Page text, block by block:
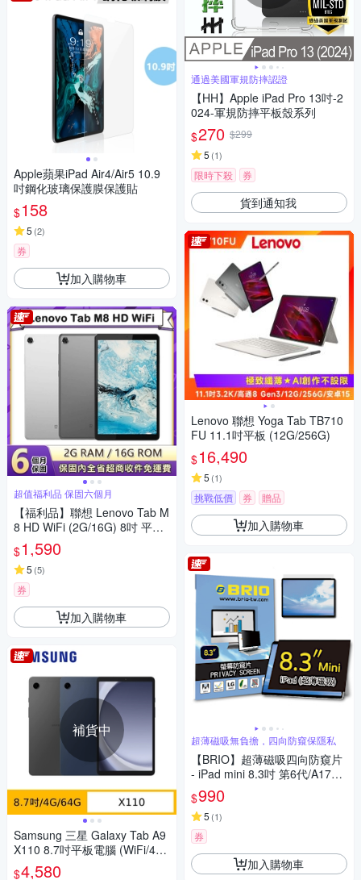
Apple蘋果iPad Air4/Air5 10.9
吋鋼化玻璃保護膜保護貼
$158
5 (2)
券
加入購物車
超值福利品 保固六個月
【福利品】聯想 Lenovo Tab M
8 HD WiFi (2G/16G) 8吋 平板
電腦 (TB-8505F)
$1,590
5 (5)
券
加入購物車
補貨中
Samsung 三星 Galaxy Tab A9
X110 8.7吋平板電腦 (WiFi/4G/
64G)
$4,580
通過美國軍規防摔認證
【HH】Apple iPad Pro 13吋-2
024-軍規防摔平板殼系列
$270 $299
5 (1)
限時下殺 券
貨到通知我
Lenovo 聯想 Yoga Tab TB710
FU 11.1吋平板 (12G/256G)
$16,490
5 (1)
挑戰低價 券 贈品
加入購物車
超薄磁吸無負擔，四向防窺保隱私
【BRIO】超薄磁吸四向防窺片
- iPad mini 8.3吋 第6代/A17Pr
o #360度防窺#抗藍光#可拆式#
防眩光#清晰度高
$990
5 (1)
券
加入購物車